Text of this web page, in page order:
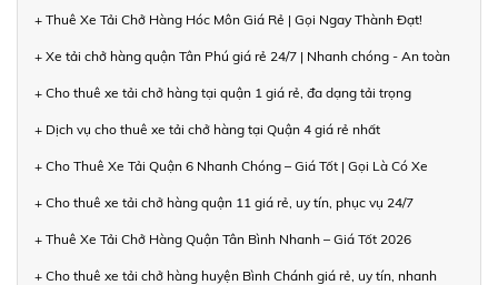
+ Thuê Xe Tải Chở Hàng Hóc Môn Giá Rẻ | Gọi Ngay Thành Đạt!
+ Xe tải chở hàng quận Tân Phú giá rẻ 24/7 | Nhanh chóng - An toàn
+ Cho thuê xe tải chở hàng tại quận 1 giá rẻ, đa dạng tải trọng
+ Dịch vụ cho thuê xe tải chở hàng tại Quận 4 giá rẻ nhất
+ Cho Thuê Xe Tải Quận 6 Nhanh Chóng – Giá Tốt | Gọi Là Có Xe
+ Cho thuê xe tải chở hàng quận 11 giá rẻ, uy tín, phục vụ 24/7
+ Thuê Xe Tải Chở Hàng Quận Tân Bình Nhanh – Giá Tốt 2026
+ Cho thuê xe tải chở hàng huyện Bình Chánh giá rẻ, uy tín, nhanh